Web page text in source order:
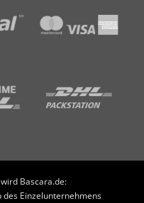
Bascara.de:
des Einzelunternehmens